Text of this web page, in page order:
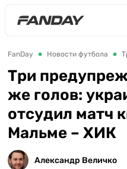
Англия
Испания
Германия
Италия
Франция
Украина
FanDay Новости футбола
Три
же голов:
отсудил матч
Мальме – ХИК
Александр Величко